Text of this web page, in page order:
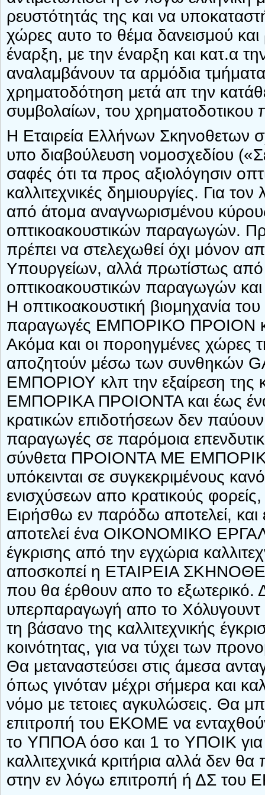
ρευστότητάς της και να
χώρες αυτο το θέμα δανεισμού
έναρξη, με την έναρξη και κατ.α
αναλαμβάνουν τα αρμόδια
χρηματοδότηση μετά απ την
συμβολαίων, του
Η Εταιρεία Ελλήνων Σκηνοθετων
υπο διαβούλευση νομοσχεδίου
σαφές ότι τα προς αξιολόγησιν
καλλιτεχνικές δημιουργίες. Για
από άτομα αναγνωρισμένου
οπτικοακουστικών παραγωγών.
πρέπει να στελεχωθεί όχι μόνον
Υπουργείων, αλλά πρωτίστως
οπτικοακουστικών παραγωγών
Η οπτικοακουστική βιομηχανία
παραγωγές ΕΜΠΟΡΙΚΟ ΠΡΟΙΟΝ και
Ακόμα και οι ποροηγμένες χώρες
αποζητούν μέσω των
ΕΜΠΟΡΙΟΥ κλπ την εξαίρεση της
ΕΜΠΟΡΙΚΑ ΠΡΟΙΟΝΤΑ και έως ένα
κρατικών επιδοτήσεων δεν παύουν
παραγωγές σε παρόμοια
σύνθετα ΠΡΟΙΟΝΤΑ ΜΕ
υπόκεινται σε συγκεκριμένους
ενισχύσεων απο κρατικούς
Ειρήσθω εν παρόδω αποτελεί, και
αποτελεί ένα ΟΙΚΟΝΟΜΙΚΟ
έγκρισης από την εγχώρια
αποσκοπεί η ΕΤΑΙΡΕΙΑ
που θα έρθουν απο το εξωτερικό.
υπερπαραγωγή απο το Χόλυγουντ
τη βάσανο της καλλιτεχνικής
κοινότητας, για να τύχει των
Θα μεταναστεύσει στις άμεσα
όπως γινόταν μέχρι σήμερα και
νόμο με τετοιες αγκυλώσεις. Θα
επιτροπή του ΕΚΟΜΕ να
το ΥΠΠΟΑ όσο και 1 το ΥΠΟΙΚ για
καλλιτεχνικά κριτήρια αλλά δεν
στην εν λόγω επιτροπή ή ΔΣ του